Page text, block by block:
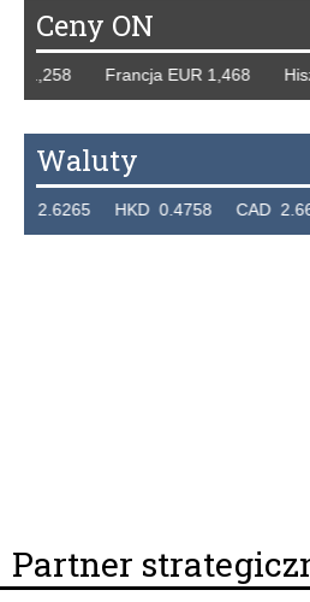
Ceny ON
Francja EUR 1,468
Waluty
HKD 0.4758 CAD
Partner